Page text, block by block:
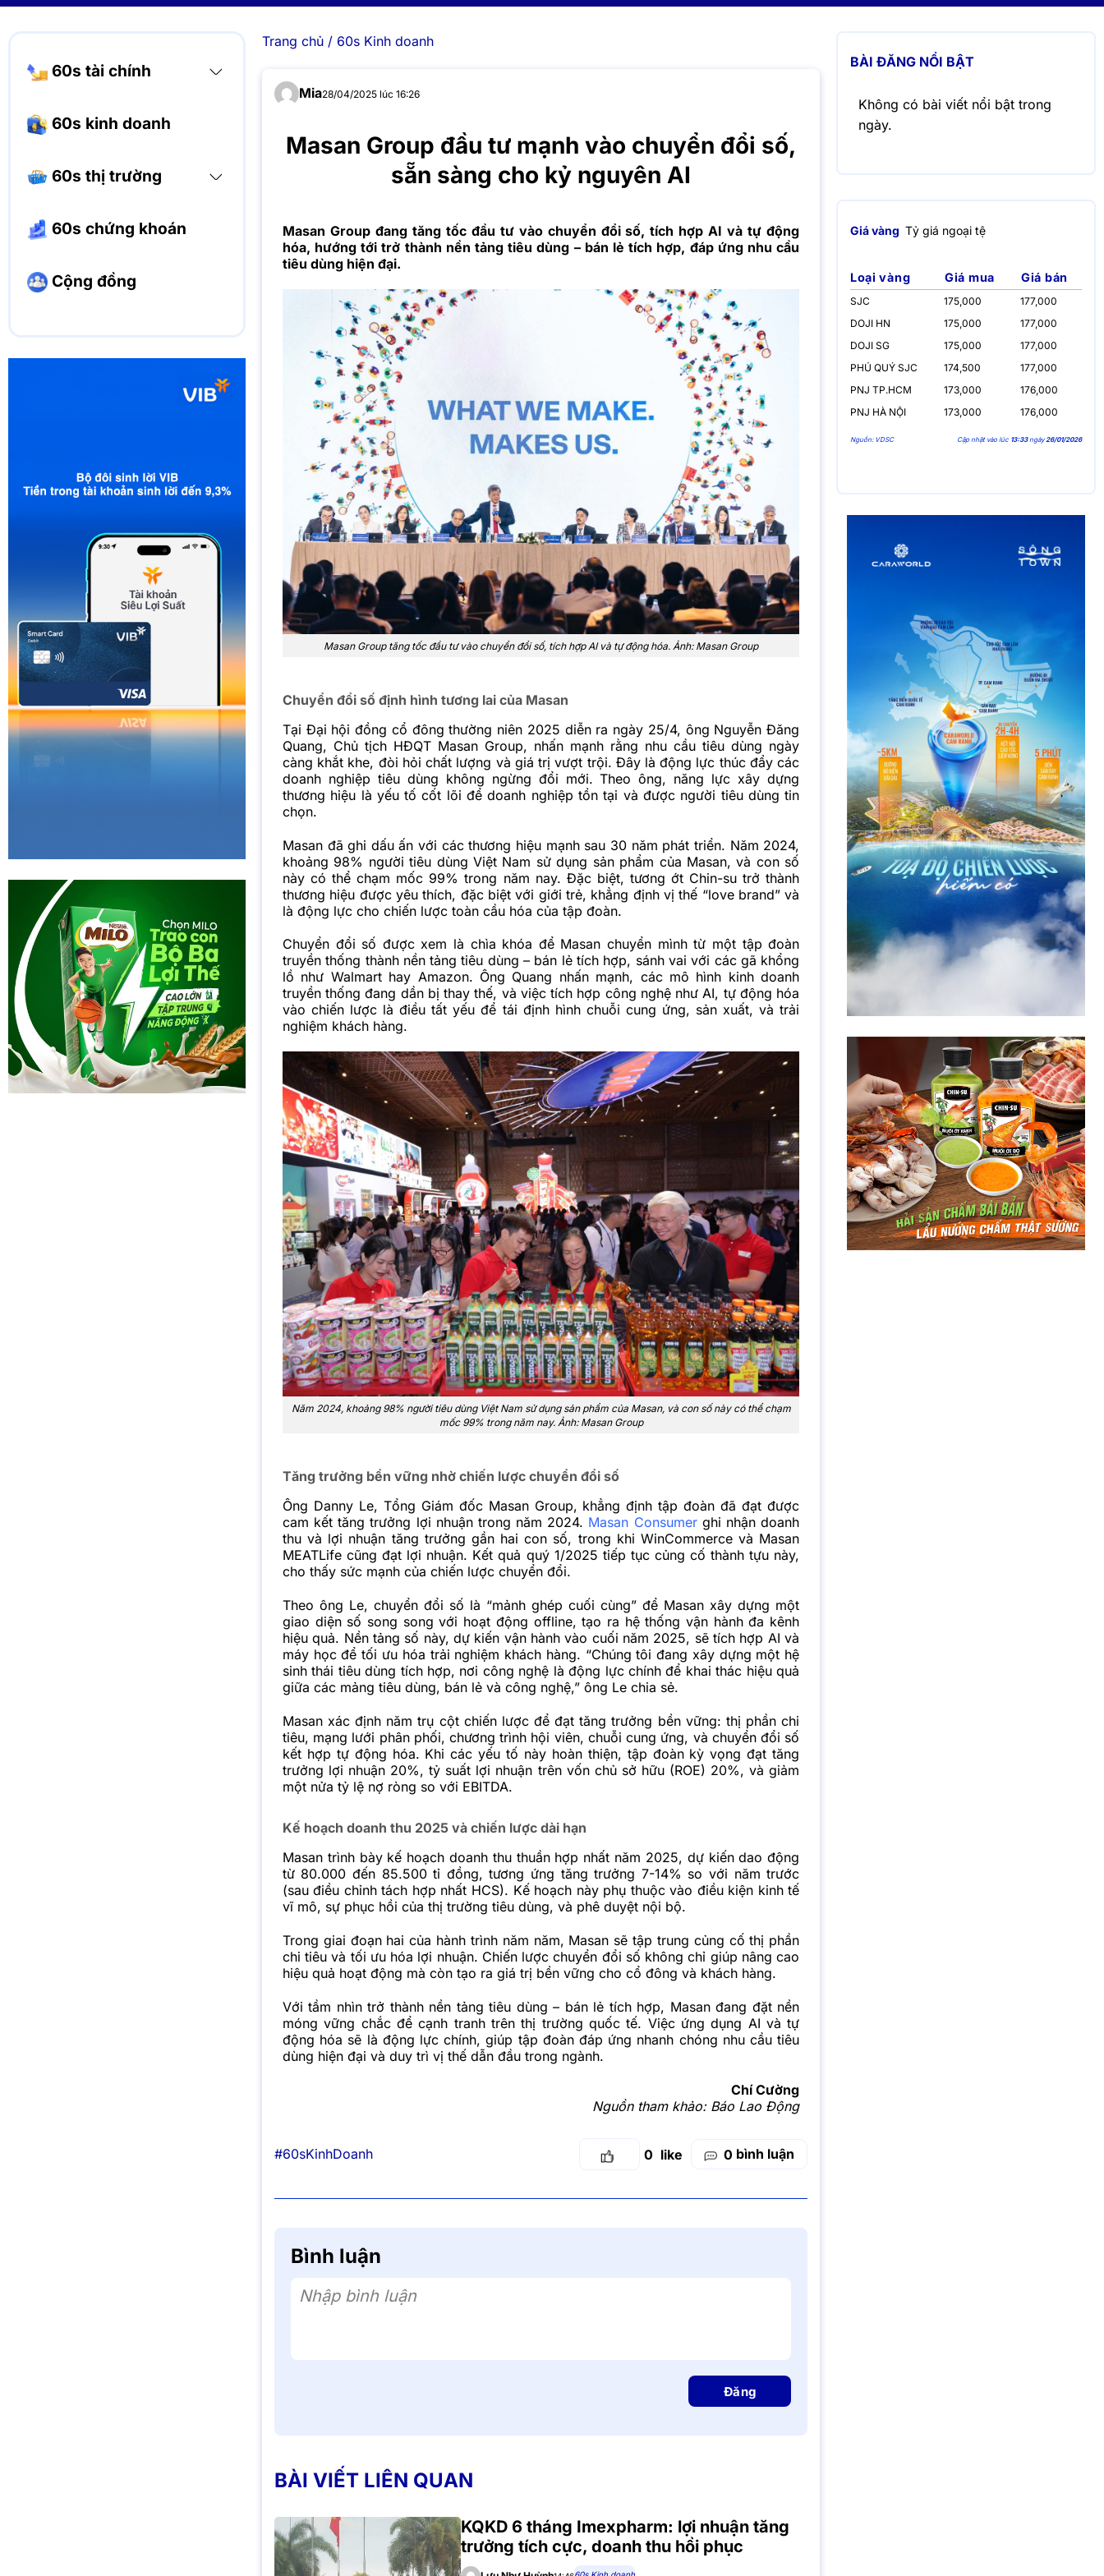
60s tài chính
60s kinh doanh
60s thị trường
60s chứng khoán
Cộng đồng
Trang chủ/ 60s Kinh doanh
Mia28/04/2025 lúc 16:26
Masan Group đầu tư mạnh vào chuyển đổi số,
sẵn sàng cho kỷ nguyên AI
Masan Group đang tăng tốc đầu tư vào chuyển đổi số, tích hợp AI và tự động
hóa, hướng tới trở thành nền tảng tiêu dùng – bán lẻ tích hợp, đáp ứng nhu cầu
tiêu dùng hiện đại.
Masan Group tăng tốc đầu tư vào chuyển đổi số, tích hợp AI và tự động hóa. Ảnh: Masan Group
Chuyển đổi số định hình tương lai của Masan
Tại Đại hội đồng cổ đông thường niên 2025 diễn ra ngày 25/4, ông Nguyễn Đăng
Quang, Chủ tịch HĐQT Masan Group, nhấn mạnh rằng nhu cầu tiêu dùng ngày
càng khắt khe, đòi hỏi chất lượng và giá trị vượt trội. Đây là động lực thúc đẩy các
doanh nghiệp tiêu dùng không ngừng đổi mới. Theo ông, năng lực xây dựng
thương hiệu là yếu tố cốt lõi để doanh nghiệp tồn tại và được người tiêu dùng tin
chọn.
Masan đã ghi dấu ấn với các thương hiệu mạnh sau 30 năm phát triển. Năm 2024,
khoảng 98% người tiêu dùng Việt Nam sử dụng sản phẩm của Masan, và con số
này có thể chạm mốc 99% trong năm nay. Đặc biệt, tương ớt Chin-su trở thành
thương hiệu được yêu thích, đặc biệt với giới trẻ, khẳng định vị thế “love brand” và
là động lực cho chiến lược toàn cầu hóa của tập đoàn.
Chuyển đổi số được xem là chìa khóa để Masan chuyển mình từ một tập đoàn
truyền thống thành nền tảng tiêu dùng – bán lẻ tích hợp, sánh vai với các gã khổng
lồ như Walmart hay Amazon. Ông Quang nhấn mạnh, các mô hình kinh doanh
truyền thống đang dần bị thay thế, và việc tích hợp công nghệ như AI, tự động hóa
vào chiến lược là điều tất yếu để tái định hình chuỗi cung ứng, sản xuất, và trải
nghiệm khách hàng.
Năm 2024, khoảng 98% người tiêu dùng Việt Nam sử dụng sản phẩm của Masan, và con số này có thể chạm
mốc 99% trong năm nay. Ảnh: Masan Group
Tăng trưởng bền vững nhờ chiến lược chuyển đổi số
Ông Danny Le, Tổng Giám đốc Masan Group, khẳng định tập đoàn đã đạt được
cam kết tăng trưởng lợi nhuận trong năm 2024. Masan Consumerghi nhận doanh
thu và lợi nhuận tăng trưởng gần hai con số, trong khi WinCommerce và Masan
MEATLife cũng đạt lợi nhuận. Kết quả quý 1/2025 tiếp tục củng cố thành tựu này,
cho thấy sức mạnh của chiến lược chuyển đổi.
Theo ông Le, chuyển đổi số là “mảnh ghép cuối cùng” để Masan xây dựng một
giao diện số song song với hoạt động offline, tạo ra hệ thống vận hành đa kênh
hiệu quả. Nền tảng số này, dự kiến vận hành vào cuối năm 2025, sẽ tích hợp AI và
máy học để tối ưu hóa trải nghiệm khách hàng. “Chúng tôi đang xây dựng một hệ
sinh thái tiêu dùng tích hợp, nơi công nghệ là động lực chính để khai thác hiệu quả
giữa các mảng tiêu dùng, bán lẻ và công nghệ,” ông Le chia sẻ.
Masan xác định năm trụ cột chiến lược để đạt tăng trưởng bền vững: thị phần chi
tiêu, mạng lưới phân phối, chương trình hội viên, chuỗi cung ứng, và chuyển đổi số
kết hợp tự động hóa. Khi các yếu tố này hoàn thiện, tập đoàn kỳ vọng đạt tăng
trưởng lợi nhuận 20%, tỷ suất lợi nhuận trên vốn chủ sở hữu (ROE) 20%, và giảm
một nửa tỷ lệ nợ ròng so với EBITDA.
Kế hoạch doanh thu 2025 và chiến lược dài hạn
Masan trình bày kế hoạch doanh thu thuần hợp nhất năm 2025, dự kiến dao động
từ 80.000 đến 85.500 tỉ đồng, tương ứng tăng trưởng 7-14% so với năm trước
(sau điều chỉnh tách hợp nhất HCS). Kế hoạch này phụ thuộc vào điều kiện kinh tế
vĩ mô, sự phục hồi của thị trường tiêu dùng, và phê duyệt nội bộ.
Trong giai đoạn hai của hành trình năm năm, Masan sẽ tập trung củng cố thị phần
chi tiêu và tối ưu hóa lợi nhuận. Chiến lược chuyển đổi số không chỉ giúp nâng cao
hiệu quả hoạt động mà còn tạo ra giá trị bền vững cho cổ đông và khách hàng.
Với tầm nhìn trở thành nền tảng tiêu dùng – bán lẻ tích hợp, Masan đang đặt nền
móng vững chắc để cạnh tranh trên thị trường quốc tế. Việc ứng dụng AI và tự
động hóa sẽ là động lực chính, giúp tập đoàn đáp ứng nhanh chóng nhu cầu tiêu
dùng hiện đại và duy trì vị thế dẫn đầu trong ngành.
Chí Cường
Nguồn tham khảo: Báo Lao Động
#60sKinhDoanh 0 0 bình luận
Bình luận
Nhập bình luận
Đăng
BÀI VIẾT LIÊN QUAN
KQKD 6 tháng Imexpharm: lợi nhuận tăng
trưởng tích cực, doanh thu hồi phục
BÀI ĐĂNG NỔI BẬT
Không có bài viết nổi bật trong
ngày.
Giá vàng Tỷ giá ngoại tệ
Loại vàng Giá mua Giá bán
SJC 175,000
177,000
DOJI HN
175,000
177,000
DOJI SG
175,000
177,000
PHÚ QUÝ SJC
174,500
177,000
PNJ TP.HCM
173,000
176,000
PNJ HÀ NỘI
173,000 176,000
Nguồn: VDSC Cập nhật vào lúc 13:33ngày26/01/2026